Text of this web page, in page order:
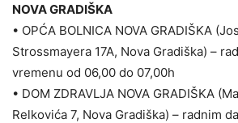
NOVA GRADIŠKA
• OPĆA BOLNICA NOVA GRADIŠKA
Strossmayera 17A, Nova Gradiška) –
vremenu od 06,00 do 07,00h
• DOM ZDRAVLJA NOVA GRADIŠKA
Relkovića 7, Nova Gradiška) – radnim